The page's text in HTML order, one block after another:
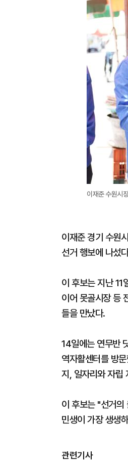
이재준 수원시
이재준 경기 수원
선거 행보에 나섰
이 후보는 지난 11
이어 못골시장 등
들을 만났다.
14일에는 연무반
역자활센터를 방
지, 일자리와 자립
이 후보는 "선거의
민생이 가장 생생
관련기사